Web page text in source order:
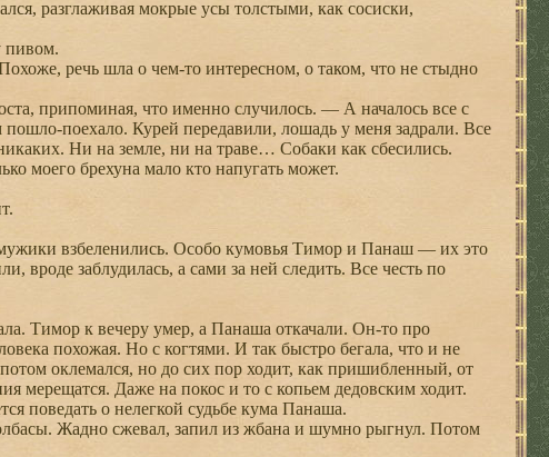
разглаживая мокрые усы толстыми, как сосиски,
пивом.
речь шла о чем-то интересном, о таком, что не стыдно
припоминая, что именно случилось. — А началось все с
поехало. Курей передавили, лошадь у меня задрали. Все
Ни на земле, ни на траве… Собаки как сбесились.
моего брехуна мало кто напугать может.
взбеленились. Особо кумовья Тимор и Панаш — их это
вроде заблудилась, а сами за ней следить. Все честь по
Тимор к вечеру умер, а Панаша откачали. Он-то про
похожая. Но с когтями. И так быстро бегала, что и не
оклемался, но до сих пор ходит, как пришибленный, от
мерещатся. Даже на покос и то с копьем дедовским ходит.
поведать о нелегкой судьбе кума Панаша.
Жадно сжевал, запил из жбана и шумно рыгнул. Потом